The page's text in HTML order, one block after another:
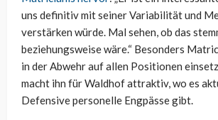
uns definitiv mit seiner Variabilität und
verstärken würde. Mal sehen, ob das
beziehungsweise wäre.“ Besonders
in der Abwehr auf allen Positionen
macht ihn für Waldhof attraktiv, wo es
Defensive personelle Engpässe gibt.